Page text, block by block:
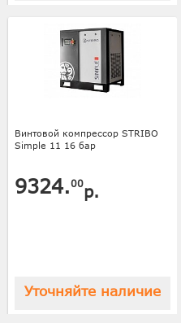
Винтовой компрессор STRIBO
Simple 11 16 бар
9324.00р.
Уточняйте наличие